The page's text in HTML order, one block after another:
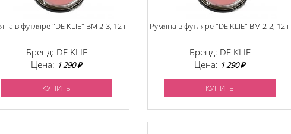
в футляре "DE KLIE" BM 2-3, 12 г
Бренд: DE KLIE
Цена: 1 290 ₽
КУПИТЬ
Румяна в футляре "DE KLIE" BM 2-2, 12 г
Бренд: DE KLIE
Цена: 1 290 ₽
КУПИТЬ